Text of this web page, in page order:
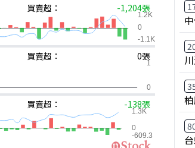
買賣超： -1,204張
買賣超： 0張
買賣超： -138張